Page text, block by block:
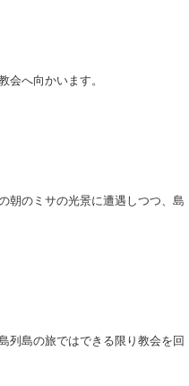
へ向かいます。
朝のミサの光景に遭遇しつつ、島
列島の旅ではできる限り教会を回